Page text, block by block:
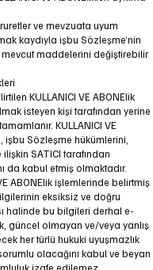
ve mevzuata uyum
kaydıyla işbu Sözleşme’nin
maddelerini değiştirebilir
KULLANICI VE ABONElik
isteyen kişi tarafından yerine
KULLANICI VE
işbu Sözleşme hükümlerini,
ilişkin SATICI tarafından
da kabul etmiş olmaktadır.
ABONElik işlemlerinde belirtmiş
eksiksiz ve doğru
halinde bu bilgileri derhal e-
güncel olmayan ve/veya yanlış
her türlü hukuki uyuşmazlık
olacağını kabul ve beyan